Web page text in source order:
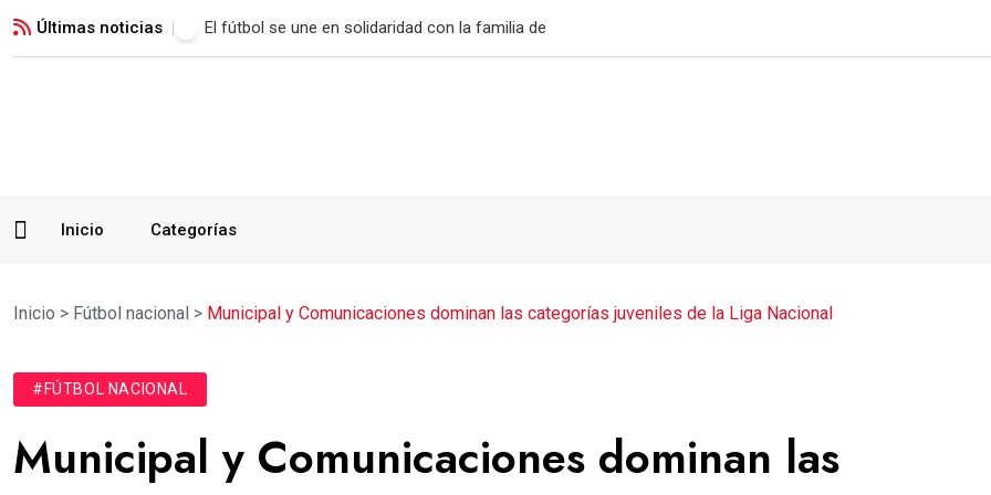
Últimas noticias Malacateco rescata un empate con polémico penal ante Xelajú MC
Inicio Categorías
Inicio > Fútbol nacional > Municipal y Comunicaciones dominan las categorías juveniles de la Liga Nacional
#FÚTBOL NACIONAL
Municipal y Comunicaciones dominan las